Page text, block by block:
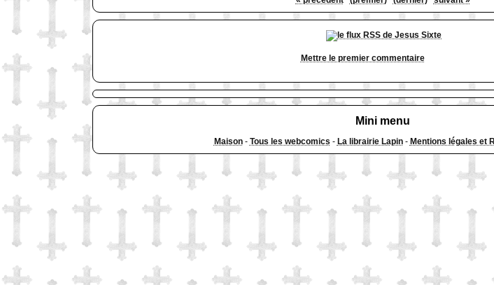
Mettre le premier commentaire
Mini menu
Maison- Tous les webcomics - La librairie Lapin- Mentions légales et